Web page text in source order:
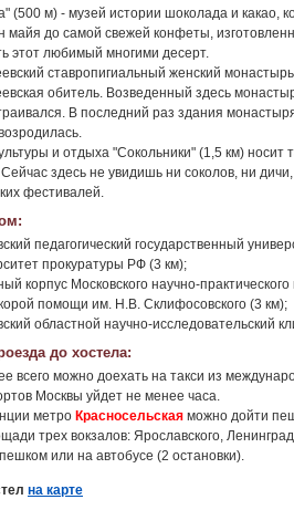
(500 м) - музей истории шоколада и какао,
майя до самой свежей конфеты,
этот любимый многими десерт.
ставропигиальный женский
обитель. Возведенный здесь
В последний раз здания
и отдыха "Сокольники" (1,5 км) носит
здесь не увидишь ни соколов, ни
фестивалей.
педагогический государственный
прокуратуры РФ (3 км);
корпус Московского научно-
помощи им. Н.В. Склифосовского (3 км);
областной научно-исследовательский
до хостела:
всего можно доехать на такси из
Москвы уйдет не менее часа.
метро Красносельская можно дойти
трех вокзалов: Ярославского,
или на автобусе (2 остановки).
на карте